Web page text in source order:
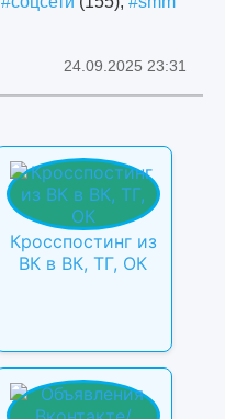
24.09.2025 23:31
Кросспостинг из
ВК в ВК, ТГ, ОК